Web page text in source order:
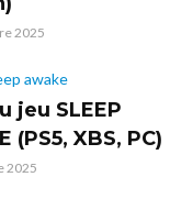
2025
jeu SLEEP
(PS5, XBS, PC)
2025